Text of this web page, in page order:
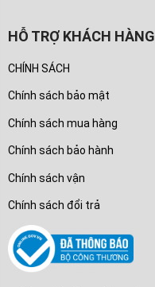
HỖ TRỢ KHÁCH HÀNG
CHÍNH SÁCH
Chính sách bảo mật
Chính sách mua hàng
Chính sách bảo hành
Chính sách vận
Chính sách đổi trả